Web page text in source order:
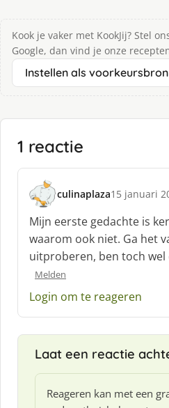
Kook je vaker met KookJij? Stel
Google, dan vind je onze
Instellen als voorkeursbron
1 reactie
culinaplaza
s
c
h
r
e
:
15 januari
Mijn eerste gedachte is
waarom ook niet. Ga het
uitproberen, ben toch wel
Melden
Login om te reageren
Laat een reactie
Reageren kan met een